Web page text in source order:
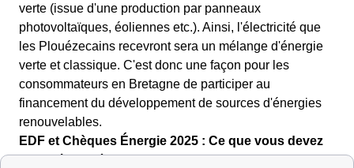
verte (issue d'une production par panneaux
photovoltaïques, éoliennes etc.). Ainsi, l'électricité que
les Plouézecains recevront sera un mélange d'énergie
verte et classique. C'est donc une façon pour les
consommateurs en Bretagne de participer au
financement du développement de sources d'énergies
renouvelables.
EDF et Chèques Énergie 2025 : Ce que vous devez
savoir à Plouézec